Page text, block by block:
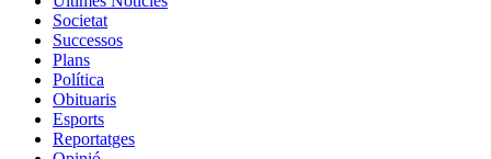
Societat
Successos
Plans
Política
Obituaris
Esports
Reportatges